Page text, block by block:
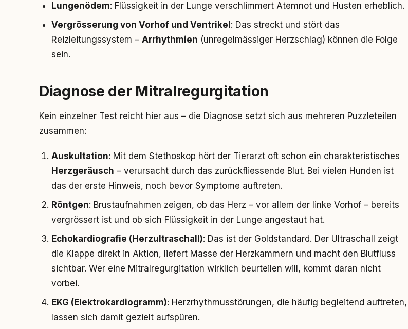
Lungenödem: Flüssigkeit in der Lunge verschlimmert Atemnot und Husten erheblich.
Vergrösserung von Vorhof und Ventrikel : Das streckt und stört das
Reizleitungssystem – Arrhythmien (unregelmässiger Herzschlag) können die Folge
sein.
Diagnose der Mitralregurgitation
Kein einzelner Test reicht hier aus – die Diagnose setzt sich aus mehreren Puzzleteilen
zusammen:
Auskultation: Mit dem Stethoskop hört der Tierarzt oft schon ein charakteristisches
Herzgeräusch – verursacht durch das zurückfliessende Blut. Bei vielen Hunden ist
das der erste Hinweis, noch bevor Symptome auftreten.
Röntgen: Brustaufnahmen zeigen, ob das Herz – vor allem der linke Vorhof – bereits
vergrössert ist und ob sich Flüssigkeit in der Lunge angestaut hat.
Echokardiografie (Herzultraschall): Das ist der Goldstandard. Der Ultraschall zeigt
die Klappe direkt in Aktion, liefert Masse der Herzkammern und macht den Blutfluss
sichtbar. Wer eine Mitralregurgitation wirklich beurteilen will, kommt daran nicht
vorbei.
EKG (Elektrokardiogramm): Herzrhythmusstörungen, die häufig begleitend auftreten,
lassen sich damit gezielt aufspüren.